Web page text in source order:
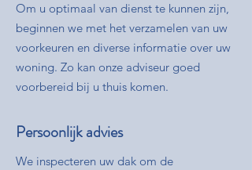
Om u optimaal van dienst te kunnen zijn,
beginnen we met het verzamelen van uw
voorkeuren en diverse informatie over uw
woning. Zo kan onze adviseur goed
voorbereid bij u thuis komen.
Persoonlijk advies
We inspecteren uw dak om de